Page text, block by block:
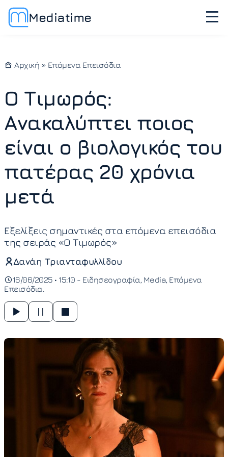
Mediatime
Αρχική » Επόμενα Επεισόδια
Ο Τιμωρός:
Ανακαλύπτει ποιος
είναι ο βιολογικός του
πατέρας 20 χρόνια
μετά
Εξελίξεις σημαντικές στα επόμενα επεισόδια
της σειράς «Ο Τιμωρός»
Δανάη Τριανταφυλλίδου
16/06/2025 • 15:10 - Ειδησεογραφία Media Επόμενα
Επεισόδια